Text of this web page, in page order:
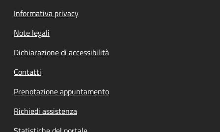
Informativa privacy
Note legali
Dichiarazione di accessibilità
Contatti
Prenotazione appuntamento
Richiedi assistenza